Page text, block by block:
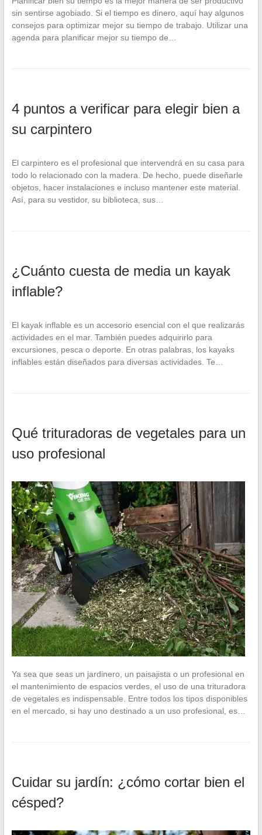
sin sentirse agobiado. Si el tiempo es dinero, aquí hay algunos
consejos para optimizar mejor su tiempo de trabajo. Utilizar una
agenda para planificar mejor su tiempo de…
4 puntos a verificar para elegir bien a
su carpintero
El carpintero es el profesional que intervendrá en su casa para
todo lo relacionado con la madera. De hecho, puede diseñarle
objetos, hacer instalaciones e incluso mantener este material.
Así, para su vestidor, su biblioteca, sus…
¿Cuánto cuesta de media un kayak
inflable?
El kayak inflable es un accesorio esencial con el que realizarás
actividades en el mar. También puedes adquirirlo para
excursiones, pesca o deporte. En otras palabras, los kayaks
inflables están diseñados para diversas actividades. Te…
Qué trituradoras de vegetales para un
uso profesional
Ya sea que seas un jardinero, un paisajista o un profesional en
el mantenimiento de espacios verdes, el uso de una trituradora
de vegetales es indispensable. Entre todos los tipos disponibles
en el mercado, si hay uno destinado a un uso profesional, es…
Cuidar su jardín: ¿cómo cortar bien el
césped?